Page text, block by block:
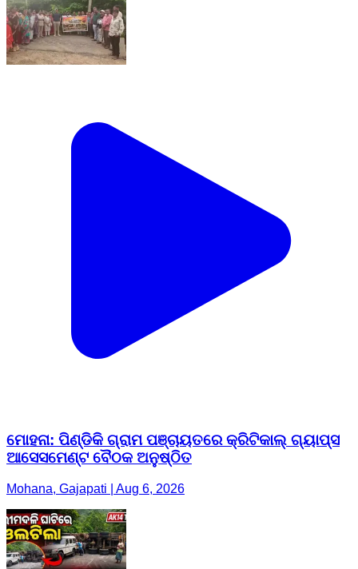
ମୋହନା: ପିଣ୍ଡିକି ଗ୍ରାମ ପଞ୍ଚାୟତରେ କ୍ରିଟିକାଲ୍ ଗ୍ୟାପ୍ସ
ଆସେସମେଣ୍ଟ ବୈଠକ ଅନୁଷ୍ଠିତ
Mohana, Gajapati | Aug 6, 2026